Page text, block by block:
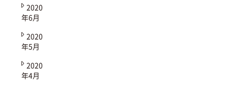
2020
年6月
2020
年5月
2020
年4月